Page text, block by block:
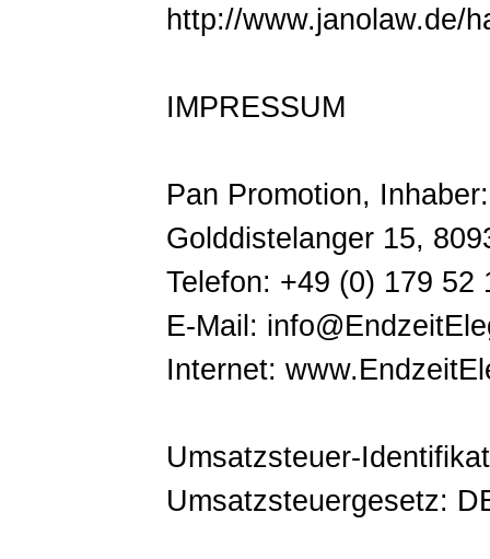
http://www.janolaw.de/
IMPRESSUM
Pan Promotion,
Golddistelanger 15,
Telefon: +49 (0) 179 52
E-Mail:
Internet:
Umsatzsteuer-
Umsatzsteuergesetz: